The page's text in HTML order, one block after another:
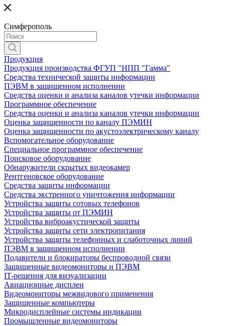
Симферополь
Продукция
Продукция производства ФГУП "НПП "Гамма"
Средства технической защиты информации
ПЭВМ в защищенном исполнении
Средства оценки и анализа каналов утечки информации
Программное обеспечение
Средства оценки и анализа каналов утечки информации
Оценка защищенности по каналу ПЭМИН
Оценка защищенности по акустоэлектрическому каналу
Вспомогательное оборудование
Специальное программное обеспечение
Поисковое оборудование
Обнаружители скрытых видеокамер
Рентгеновское оборудование
Средства защиты информации
Средства экстренного уничтожения информации
Устройства защиты сотовых телефонов
Устройства защиты от ПЭМИН
Устройства виброакустической защиты
Устройства защиты сети электропитания
Устройства защиты телефонных и слаботочных линий
ПЭВМ в защищенном исполнении
Подавители и блокираторы беспроводной связи
Защищенные видеомониторы и ПЭВМ
IT-решения для визуализации
Авиационные дисплеи
Видеомониторы межвидового применения
Защищенные компьютеры
Микродисплейные системы индикации
Промышленные видеомониторы